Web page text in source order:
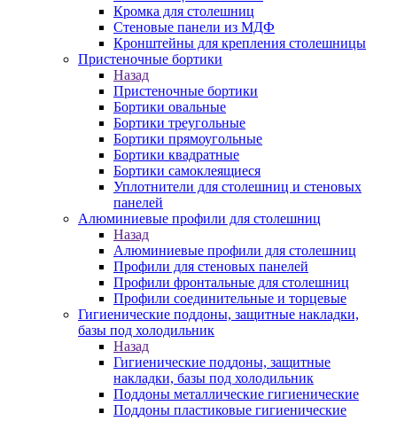
Кромка для столешниц
Стеновые панели из МДФ
Кронштейны для крепления столешницы
Пристеночные бортики
Назад
Пристеночные бортики
Бортики овальные
Бортики треугольные
Бортики прямоугольные
Бортики квадратные
Бортики самоклеящиеся
Уплотнители для столешниц и стеновых
панелей
Алюминиевые профили для столешниц
Назад
Алюминиевые профили для столешниц
Профили для стеновых панелей
Профили фронтальные для столешниц
Профили соединительные и торцевые
Гигиенические поддоны, защитные накладки,
базы под холодильник
Назад
Гигиенические поддоны, защитные
накладки, базы под холодильник
Поддоны металлические гигиенические
Поддоны пластиковые гигиенические